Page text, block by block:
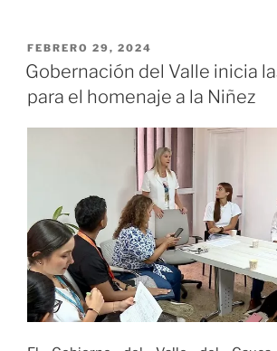
realizó
el
tercer
Comité
de
Política
Social»
PUBLICADO
EL
FEBRERO 29, 2024
Gobernación del Valle inicia
para el homenaje a la Niñez